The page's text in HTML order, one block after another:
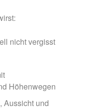
nicht vergisst
Höhenwegen
Aussicht und